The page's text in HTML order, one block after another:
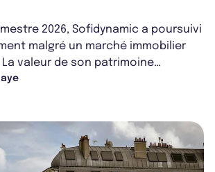
2026, Sofidynamic a poursuivi
malgré un marché immobilier
valeur de son patrimoine
à périmètre constan...